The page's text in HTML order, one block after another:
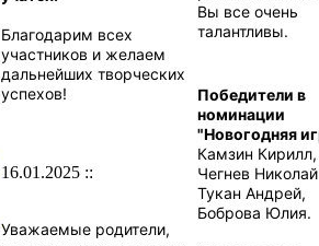
Благодарим всех
участников и желаем
дальнейших творческих
успехов!
16.01.2025 ::
Уважаемые родители,
Вы все очень
талантливы.
Победители в
номинации
"Новогодняя
Камзин Кирилл,
Чегнев
Тукан Андрей,
Боброва Юлия.